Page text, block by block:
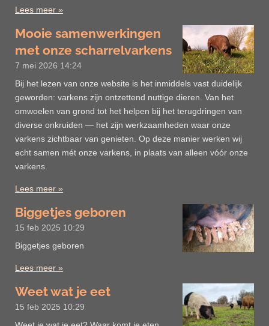
Lees meer »
Mooie samenwerkingen
met onze scharrelvarkens
7 mei 2026 14:24
Bij het lezen van onze website is het inmiddels vast duidelijk
geworden: varkens zijn ontzettend nuttige dieren. Van het
omwoelen van grond tot het helpen bij het terugdringen van
diverse onkruiden — het zijn werkzaamheden waar onze
varkens zichtbaar van genieten. Op deze manier werken wij
echt samen mét onze varkens, in plaats van alleen vóór onze
varkens.
Lees meer »
Biggetjes geboren
15 feb 2025 10:29
Biggetjes geboren
Lees meer »
Weet wat je eet
15 feb 2025 10:29